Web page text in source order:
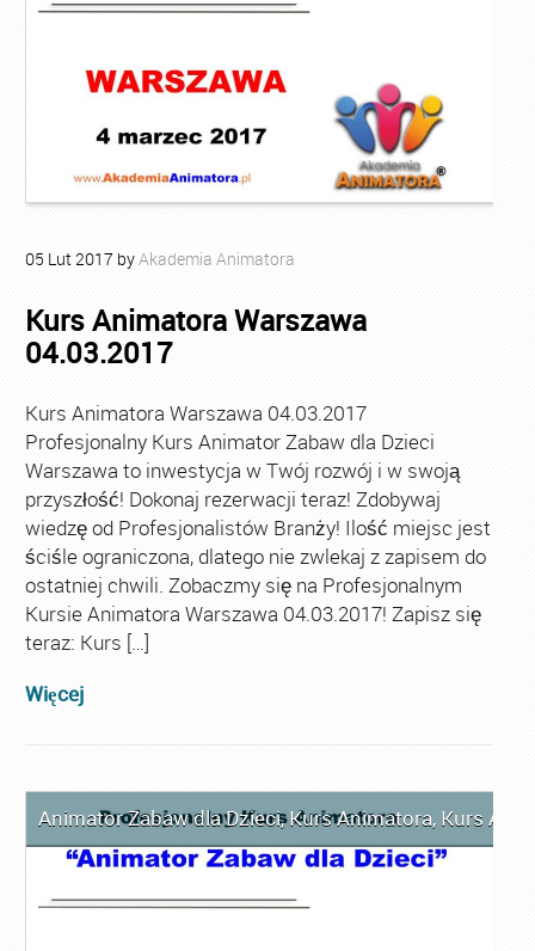
05 Lut 2017 by Akademia Animatora
Kurs Animatora Warszawa
04.03.2017
Kurs Animatora Warszawa 04.03.2017
Profesjonalny Kurs Animator Zabaw dla Dzieci
Warszawa to inwestycja w Twój rozwój i w swoją
przyszłość! Dokonaj rezerwacji teraz! Zdobywaj
wiedzę od Profesjonalistów Branży! Ilość miejsc jest
ściśle ograniczona, dlatego nie zwlekaj z zapisem do
ostatniej chwili. Zobaczmy się na Profesjonalnym
Kursie Animatora Warszawa 04.03.2017! Zapisz się
teraz: Kurs […]
Więcej
Animator Zabaw dla Dzieci,Kurs Animatora, Kurs